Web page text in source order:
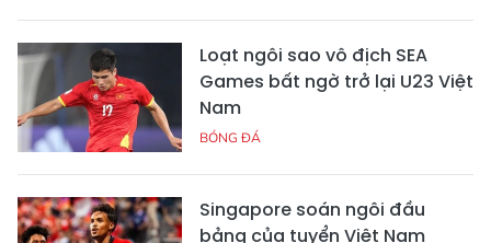
Loạt ngôi sao vô địch SEA
Games bất ngờ trở lại U23 Việt
Nam
BÓNG ĐÁ
Singapore soán ngôi đầu
bảng của tuyển Việt Nam